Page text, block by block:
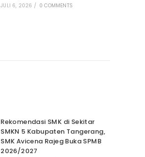
JULI 6, 2026 / 0 COMMENTS
Rekomendasi SMK di Sekitar
SMKN 5 Kabupaten Tangerang,
SMK Avicena Rajeg Buka SPMB
2026/2027